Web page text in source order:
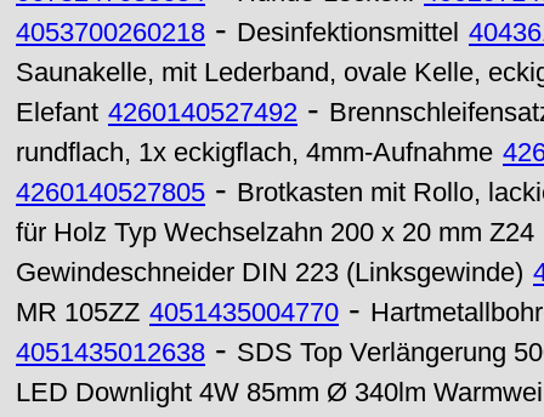
4053700260218 - Desinfektionsmittel
Saunakelle, mit Lederband, ovale Kelle,
Elefant 4260140527492 -
rundflach, 1x eckigflach, 4mm-Aufnahme
4260140527805 - Brotkasten mit Rollo,
für Holz Typ Wechselzahn 200 x 20 mm Z24
Gewindeschneider DIN 223 (Linksgewinde)
MR 105ZZ 4051435004770 -
4051435012638 - SDS Top Verlängerung
LED Downlight 4W 85mm Ø 340lm